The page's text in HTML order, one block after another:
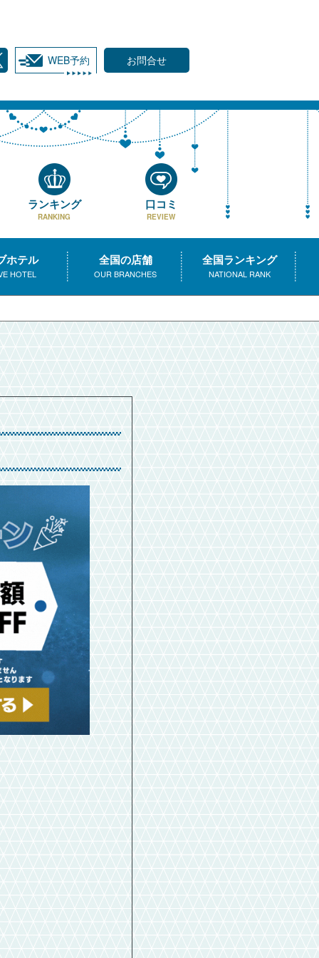
WEB予約 お問合せ
ランキング
RANKING
口コミ
REVIEW
ホテル
HOTEL
全国の店舗
OUR BRANCHES
全国ランキング
NATIONAL RANK